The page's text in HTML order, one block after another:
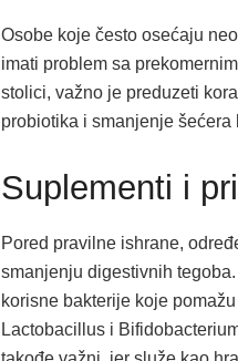
Osobe koje često osećaju
imati problem sa
stolici, važno je preduzeti
probiotika i smanjenje
Suplementi i
Pored pravilne ishrane,
smanjenju digestivnih tegoba.
korisne bakterije koje
Lactobacillus i